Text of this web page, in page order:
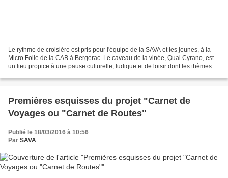
Le rythme de croisière est pris pour l'équipe de la SAVA et les jeunes, à la
Micro Folie de la CAB à Bergerac. Le caveau de la vinée, Quai Cyrano, est
un lieu propice à une pause culturelle, ludique et de loisir dont les thèmes
Premières esquisses du projet "Carnet de
Voyages ou "Carnet de Routes"
Publié le 18/03/2016 à 10:56
Par SAVA